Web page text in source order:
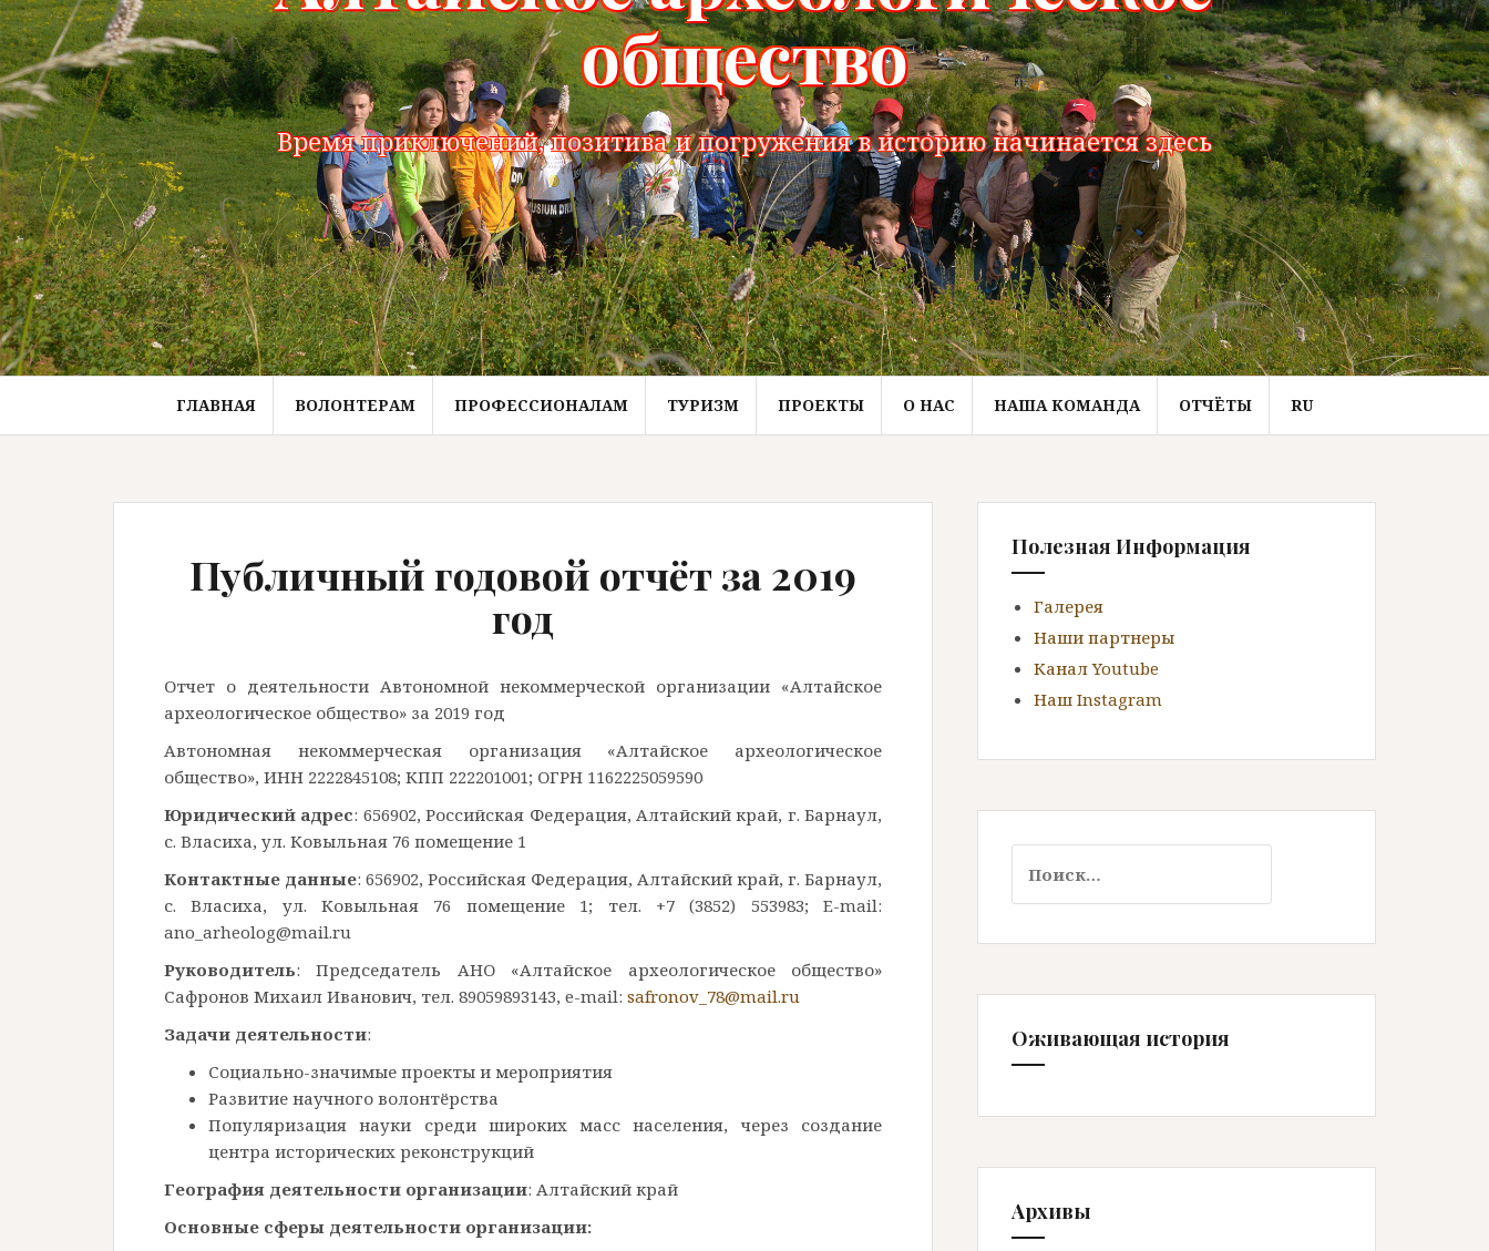
общество
Время приключений, позитива и погружения в историю начинается здесь
ГЛАВНАЯ ВОЛОНТЕРАМ ПРОФЕССИОНАЛАМ ТУРИЗМ ПРОЕКТЫ О НАС НАША КОМАНДА ОТЧЁТЫ RU
Публичный годовой отчёт за 2019
год
Отчет о деятельности Автономной некоммерческой организации «Алтайское
археологическое общество» за 2019 год
Автономная некоммерческая организация «Алтайское археологическое
общество», ИНН 2222845108; КПП 222201001; ОГРН 1162225059590
Юридический адрес: 656902, Российская Федерация, Алтайский край, г. Барнаул,
с. Власиха, ул. Ковыльная 76 помещение 1
Контактные данные: 656902, Российская Федерация, Алтайский край, г. Барнаул,
с. Власиха, ул. Ковыльная 76 помещение 1; тел. +7 (3852) 553983; E-mail:
ano_arheolog@mail.ru
Руководитель: Председатель АНО «Алтайское археологическое общество»
Сафронов Михаил Иванович, тел. 89059893143, e-mail: safronov_78@mail.ru
Задачи деятельности:
Социально-значимые проекты и мероприятия
Развитие научного волонтёрства
Популяризация науки среди широких масс населения, через создание
центра исторических реконструкций
География деятельности организации: Алтайский край
Основные сферы деятельности организации:
Полезная Информация
Галерея
Наши партнеры
Канал Youtube
Наш Instagram
й
:
Оживающая история
Архивы